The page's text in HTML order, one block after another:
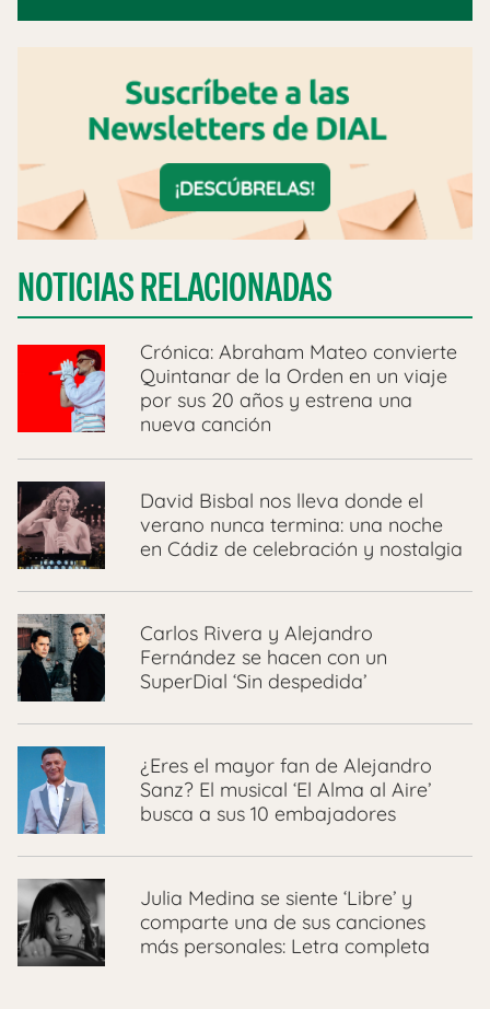
NOTICIAS RELACIONADAS
Crónica: Abraham Mateo convierte
Quintanar de la Orden en un viaje
por sus 20 años y estrena una
nueva canción
David Bisbal nos lleva donde el
verano nunca termina: una noche
en Cádiz de celebración y nostalgia
Carlos Rivera y Alejandro
Fernández se hacen con un
SuperDial ‘Sin despedida’
¿Eres el mayor fan de Alejandro
Sanz? El musical ‘El Alma al Aire’
busca a sus 10 embajadores
Julia Medina se siente ‘Libre’ y
comparte una de sus canciones
más personales: Letra completa